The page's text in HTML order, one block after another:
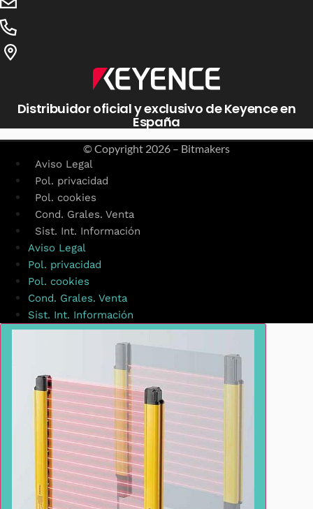
Distribuidor oficial y exclusivo de Keyence en
España
© Copyright 2026 – Bitmakers
Aviso Legal
Pol. privacidad
Pol. cookies
Cond. Grales. Venta
Sist. Int. Información
Aviso Legal
Pol. privacidad
Pol. cookies
Cond. Grales. Venta
Sist. Int. Información